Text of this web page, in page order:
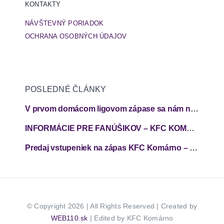
POSLEDNÉ ČLÁNKY
V prvom domácom ligovom zápase sa nám nepodarilo zabodovať
INFORMÁCIE PRE FANÚŠIKOV – KFC KOMÁRNO – FC SPARTAK TRNAVA
Predaj vstupeniek na zápas KFC Komárno – FC Spartak Trnava
KONTAKTY
NÁVŠTEVNÝ PORIADOK
OCHRANA OSOBNÝCH ÚDAJOV
© Copyright 2026 | All Rights Reserved | Created by
WEB110.sk | Edited by KFC Komárno